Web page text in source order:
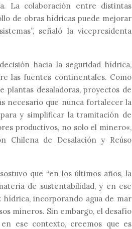
La colaboración entre distintas
de obras hídricas puede mejorar
señaló la vicepresidenta
hacia la seguridad hídrica,
las fuentes continentales. Como
plantas desaladoras, proyectos de
necesario que nunca fortalecer la
y simplificar la tramitación de
productivos, no solo el minero«,
Chilena de Desalación y Reúso
que “en los últimos años, la
de sustentabilidad, y en ese
incorporando agua de mar
mineros. Sin embargo, el desafío
ese contexto, creemos que es